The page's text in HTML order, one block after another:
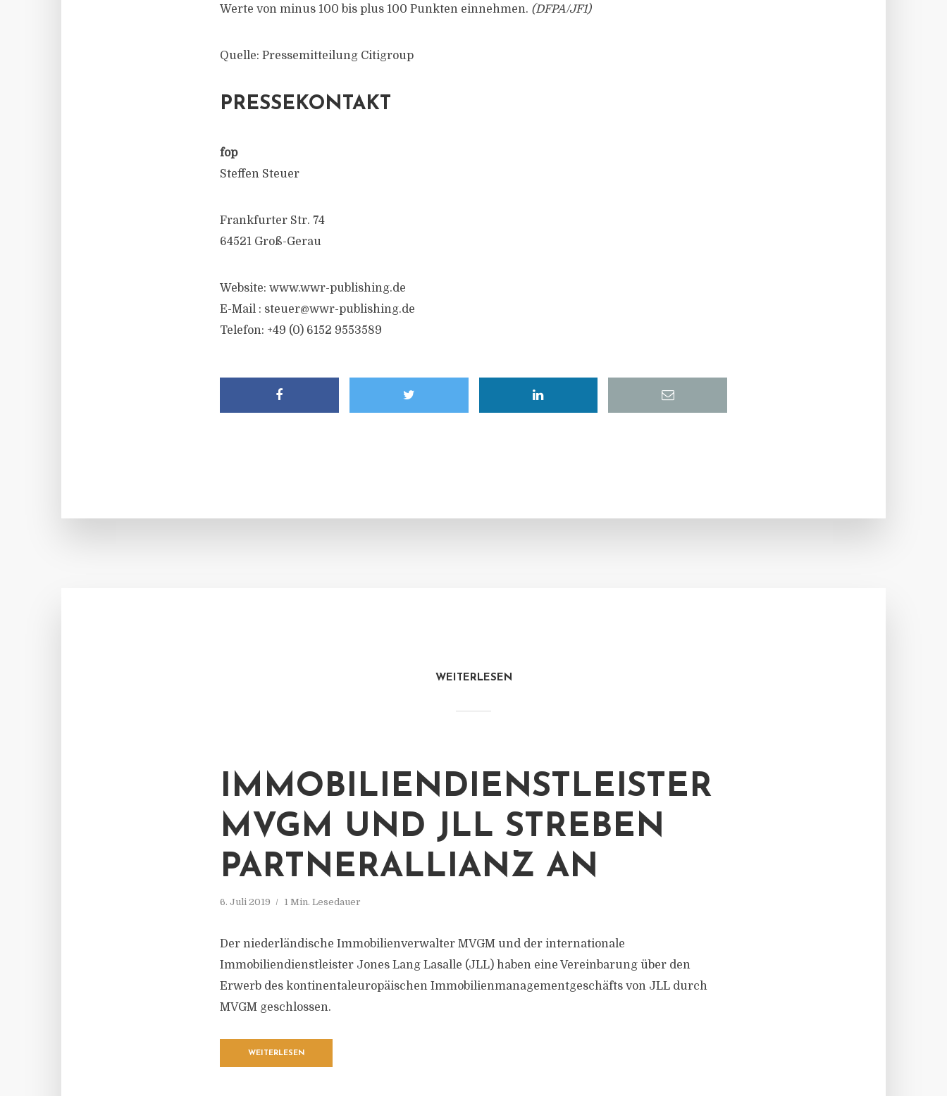
Werte von minus 100 bis plus 100 Punkten einnehmen. (DFPA/JF1)
Quelle: Pressemitteilung Citigroup
PRESSEKONTAKT
fop
Steffen Steuer
Frankfurter Str. 74
64521 Groß-Gerau
Website: www.wwr-publishing.de
E-Mail : steuer@wwr-publishing.de
Telefon: +49 (0) 6152 9553589
WEITERLESEN
IMMOBILIENDIENSTLEISTER
MVGM UND JLL STREBEN
PARTNERALLIANZ AN
6. Juli 2019 1 Min. Lesedauer
Der niederländische Immobilienverwalter MVGM und der internationale
Immobiliendienstleister Jones Lang Lasalle (JLL) haben eine Vereinbarung über den
Erwerb des kontinentaleuropäischen Immobilienmanagementgeschäfts von JLL durch
MVGM geschlossen.
WEITERLESEN